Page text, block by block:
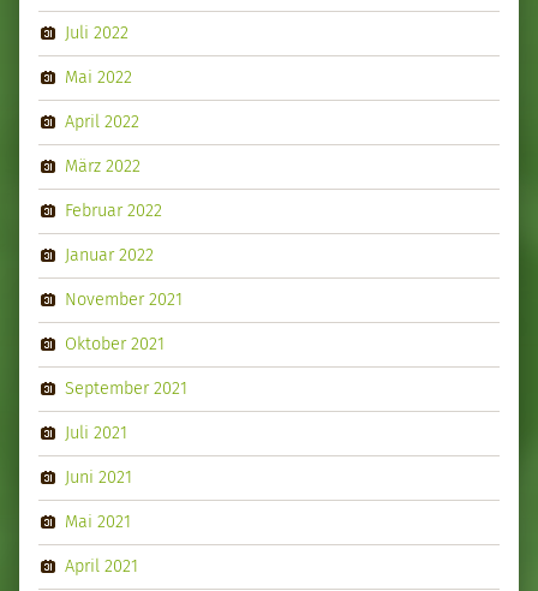
Juli 2022
Mai 2022
April 2022
März 2022
Februar 2022
Januar 2022
November 2021
Oktober 2021
September 2021
Juli 2021
Juni 2021
Mai 2021
April 2021